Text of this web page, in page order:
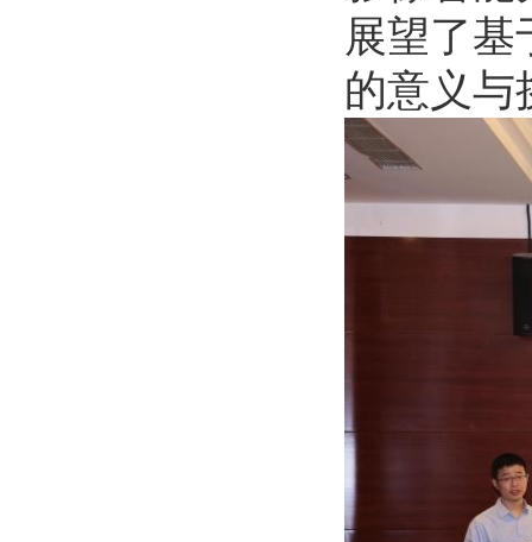
展望了基
的意义与